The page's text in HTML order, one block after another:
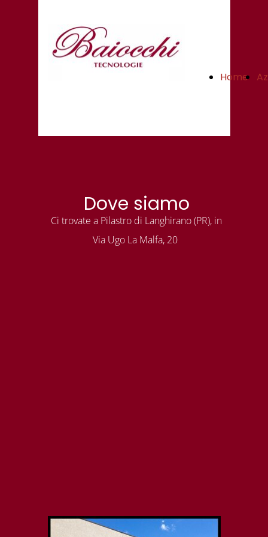
Home
Dove siamo
Ci trovate a Pilastro di Langhirano (PR), in
Via Ugo La Malfa, 20